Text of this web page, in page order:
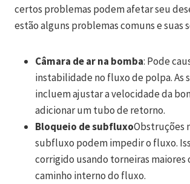
certos problemas podem afetar seu
estão alguns problemas comuns e suas
Câmara de ar na bomba: Pode
instabilidade no fluxo de polpa. As
incluem ajustar a velocidade da
adicionar um tubo de retorno.
Bloqueio de subfluxoObstruções
subfluxo podem impedir o fluxo.
corrigido usando torneiras maiores
caminho interno do fluxo.